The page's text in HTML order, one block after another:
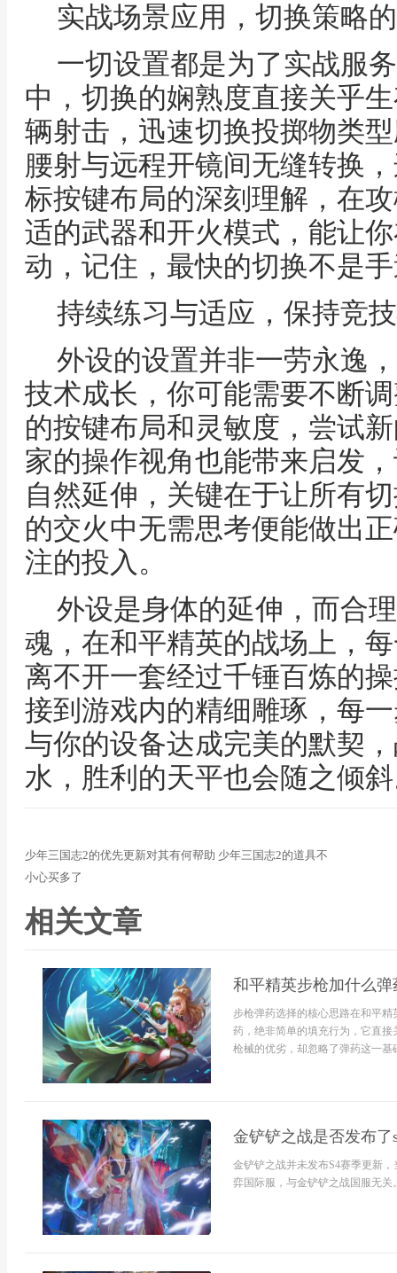
实战场景应用，切换策略
一切设置都是为了实战服
中，切换的娴熟度直接关乎
辆射击，迅速切换投掷物类
腰射与远程开镜间无缝转换
标按键布局的深刻理解，在
适的武器和开火模式，能让
动，记住，最快的切换不是
持续练习与适应，保持竞
外设的设置并非一劳永逸
技术成长，你可能需要不断
的按键布局和灵敏度，尝试
家的操作视角也能带来启发
自然延伸，关键在于让所有
的交火中无需思考便能做出
注的投入。
外设是身体的延伸，而合
魂，在和平精英的战场上，
离不开一套经过千锤百炼的
接到游戏内的精细雕琢，每
与你的设备达成完美的默契
水，胜利的天平也会随之倾
少年三国志2的优先更新对其有何帮助 少年三国志2的道具不
小心买多了
相关文章
和平精英步枪加什么
步枪弹药选择的核心思路在和平
药，绝非简单的填充行为，它直
枪械的优劣，却忽略了弹药这一基
金铲铲之战是否发布
金铲铲之战并未发布S4赛季更新
弈国际服，与金铲铲之战国服无